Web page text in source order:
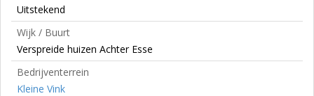
Uitstekend
Wijk / Buurt
Verspreide huizen Achter Esse
Bedrijventerrein
Kleine Vink